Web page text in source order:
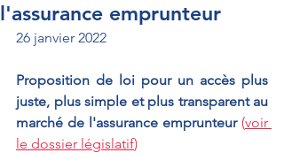
l'assurance emprunteur
26 janvier 2022
Proposition de loi pour un accès plus
juste, plus simple et plus transparent au
marché de l'assurance emprunteur (voir
le dossier législatif)